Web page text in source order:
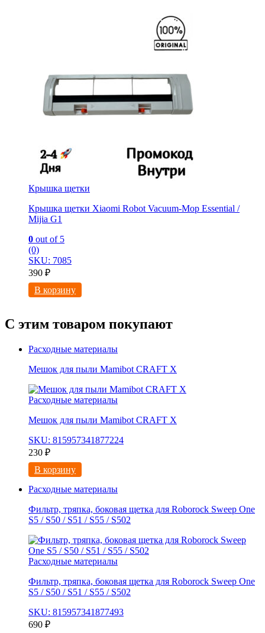
Крышка щетки
Крышка щетки Xiaomi Robot Vacuum-Mop Essential /
Mijia G1
0 out of 5
(0)
SKU: 7085
390 ₽
В корзину
С этим товаром покупают
Расходные материалы
Мешок для пыли Mamibot CRAFT X
Расходные материалы
Мешок для пыли Mamibot CRAFT X
SKU: 815957341877224
230 ₽
В корзину
Расходные материалы
Фильтр, тряпка, боковая щетка для Roborock Sweep One
S5 / S50 / S51 / S55 / S502
Расходные материалы
Фильтр, тряпка, боковая щетка для Roborock Sweep One
S5 / S50 / S51 / S55 / S502
SKU: 815957341877493
690 ₽